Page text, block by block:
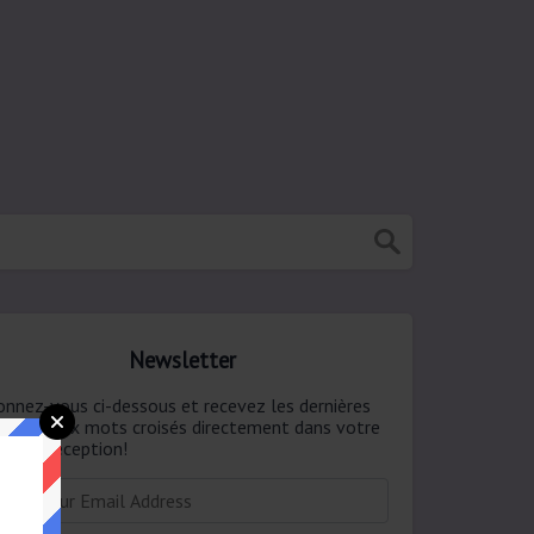
Newsletter
vous ci-dessous et recevez les dernières
aux mots croisés directement dans votre
de réception!